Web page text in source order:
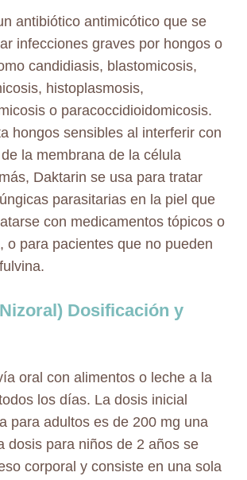
antibiótico antimicótico que se
infecciones graves por hongos o
candidiasis, blastomicosis,
histoplasmosis,
o paracoccidioidomicosis.
hongos sensibles al interferir con
la membrana de la célula
Daktarin se usa para tratar
parasitarias en la piel que
con medicamentos tópicos o
o para pacientes que no pueden
Dosificación y
oral con alimentos o leche a la
los días. La dosis inicial
para adultos es de 200 mg una
dosis para niños de 2 años se
corporal y consiste en una sola